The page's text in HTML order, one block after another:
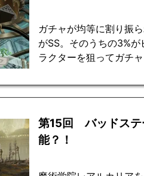
ガチャが均等に割り振
がSS。そのうちの3%
ラクターを狙ってガチ
第15回 バッドステ
能？！